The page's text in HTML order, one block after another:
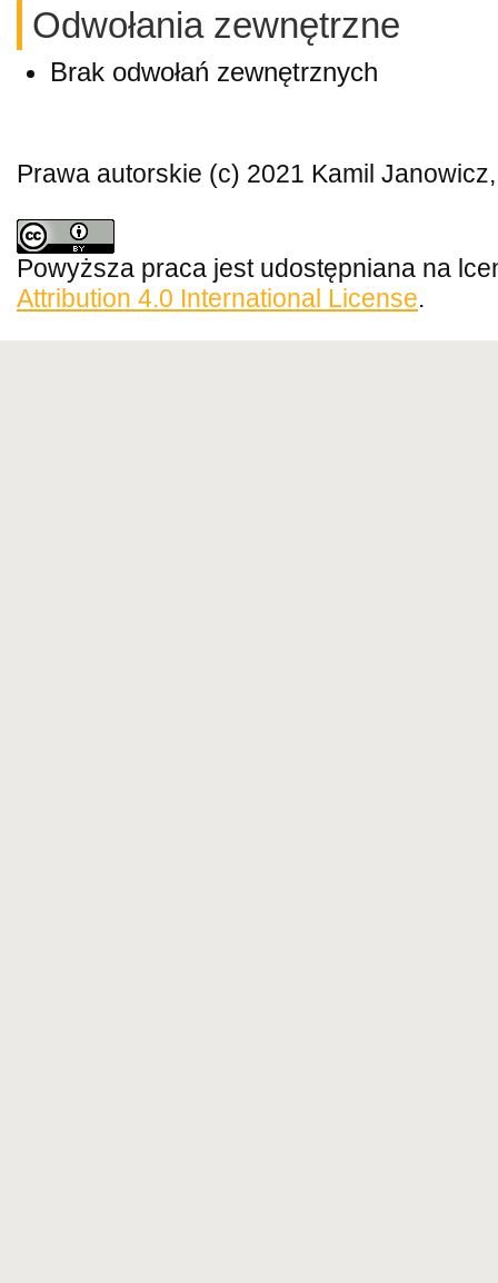
Odwołania zewnętrzne
Brak odwołań zewnętrznych
Prawa autorskie (c) 2021 Kamil
Powyższa praca jest udostępniana na
Attribution 4.0 International License.